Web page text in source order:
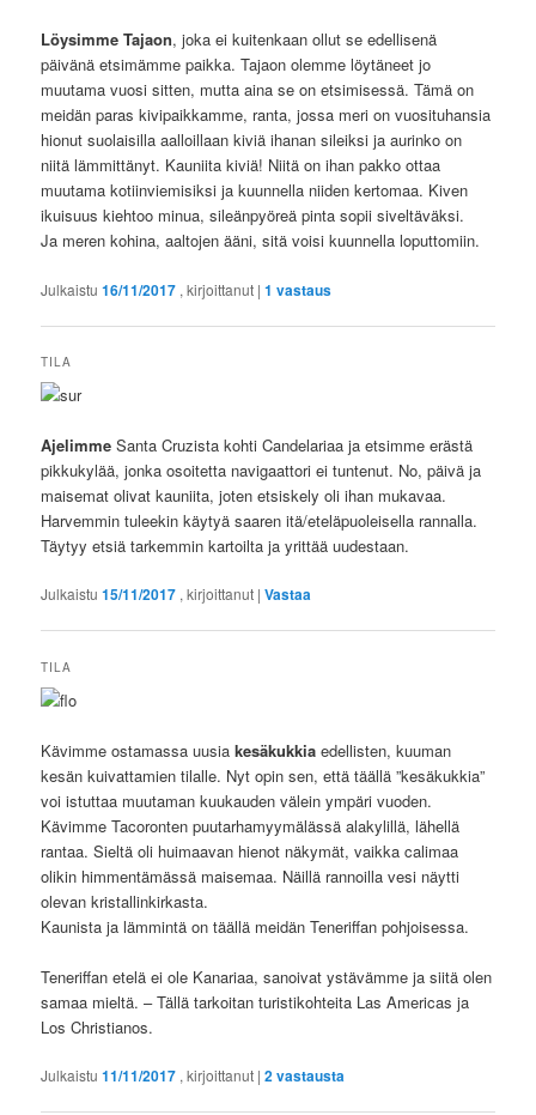
Löysimme Tajaon, joka ei kuitenkaan ollut se edellisenä
päivänä etsimämme paikka. Tajaon olemme löytäneet jo
muutama vuosi sitten, mutta aina se on etsimisessä. Tämä on
meidän paras kivipaikkamme, ranta, jossa meri on vuosituhansia
hionut suolaisilla aalloillaan kiviä ihanan sileiksi ja aurinko on
niitä lämmittänyt. Kauniita kiviä! Niitä on ihan pakko ottaa
muutama kotiinviemisiksi ja kuunnella niiden kertomaa. Kiven
ikuisuus kiehtoo minua, sileänpyöreä pinta sopii siveltäväksi.
Ja meren kohina, aaltojen ääni, sitä voisi kuunnella loputtomiin.
Julkaistu16/11/2017 , kirjoittanut |1 vastaus
TILA
Ajelimme Santa Cruzista kohti Candelariaa ja etsimme erästä
pikkukylää, jonka osoitetta navigaattori ei tuntenut. No, päivä ja
maisemat olivat kauniita, joten etsiskely oli ihan mukavaa.
Harvemmin tuleekin käytyä saaren itä/eteläpuoleisella rannalla.
Täytyy etsiä tarkemmin kartoilta ja yrittää uudestaan.
Julkaistu15/11/2017 , kirjoittanut |Vastaa
TILA
Kävimme ostamassa uusiakesäkukkia edellisten, kuuman
kesän kuivattamien tilalle. Nyt opin sen, että täällä ”kesäkukkia”
voi istuttaa muutaman kuukauden välein ympäri vuoden.
Kävimme Tacoronten puutarhamyymälässä alakylillä, lähellä
rantaa. Sieltä oli huimaavan hienot näkymät, vaikka calimaa
olikin himmentämässä maisemaa. Näillä rannoilla vesi näytti
olevan kristallinkirkasta.
Kaunista ja lämmintä on täällä meidän Teneriffan pohjoisessa.
Teneriffan etelä ei ole Kanariaa, sanoivat ystävämme ja siitä olen
samaa mieltä. – Tällä tarkoitan turistikohteita Las Americas ja
Los Christianos.
Julkaistu11/11/2017 , kirjoittanut |2vastausta